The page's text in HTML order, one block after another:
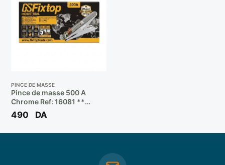
PINCE DE MASSE
Pince de masse 500 A
Chrome Ref: 16081 **
FIXTOP
490 DA